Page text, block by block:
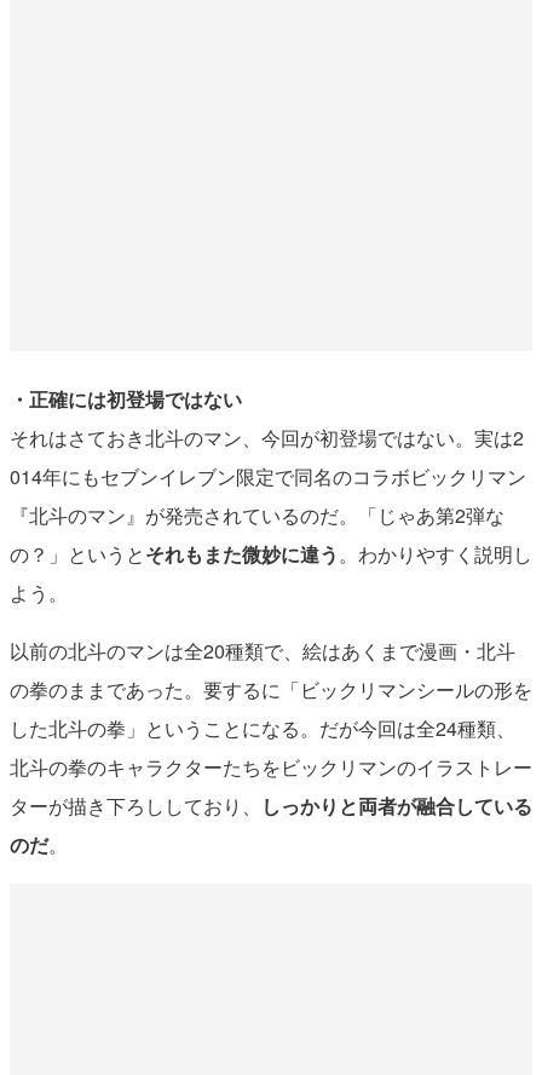
・正確には初登場ではない
それはさておき北斗のマン、今回が初登場ではない。実は2
014年にもセブンイレブン限定で同名のコラボビックリマン
『北斗のマン』が発売されているのだ。「じゃあ第2弾な
の？」というとそれもまた微妙に違う。わかりやすく説明し
よう。
以前の北斗のマンは全20種類で、絵はあくまで漫画・北斗
の拳のままであった。要するに「ビックリマンシールの形を
した北斗の拳」ということになる。だが今回は全24種類、
北斗の拳のキャラクターたちをビックリマンのイラストレー
ターが描き下ろししており、
しっかりと両者が融合している
のだ。